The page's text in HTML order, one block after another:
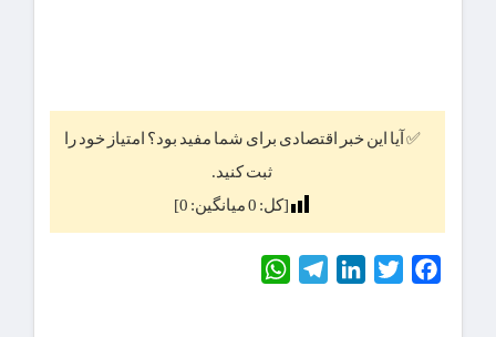
✅ آیا این خبر اقتصادی برای شما مفید بود؟ امتیاز خود را
ثبت کنید.
[کل: 0میانگین: 0
]
Facebook
Twitter
LinkedIn
Telegram